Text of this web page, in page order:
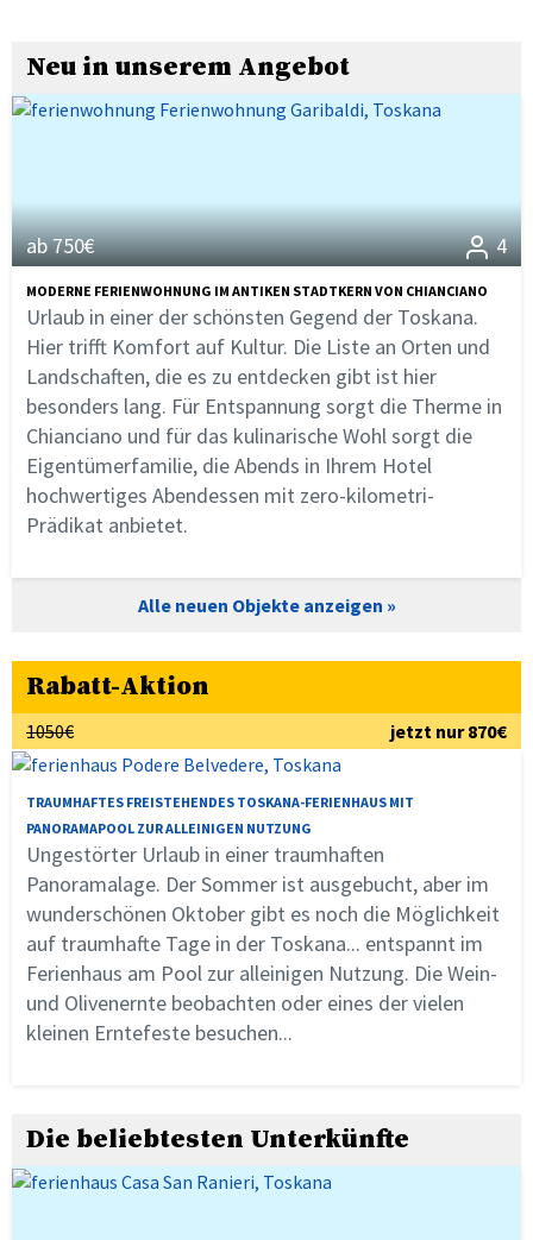
Neu in unserem Angebot
ab 750€ 4
MODERNE FERIENWOHNUNG IM ANTIKEN STADTKERN VON CHIANCIANO
Urlaub in einer der schönsten Gegend der Toskana.
Hier trifft Komfort auf Kultur. Die Liste an Orten und
Landschaften, die es zu entdecken gibt ist hier
besonders lang. Für Entspannung sorgt die Therme in
Chianciano und für das kulinarische Wohl sorgt die
Eigentümerfamilie, die Abends in Ihrem Hotel
hochwertiges Abendessen mit zero-kilometri-
Prädikat anbietet.
Alle neuen Objekte anzeigen
Rabatt-Aktion
1050€ jetzt nur 870€
TRAUMHAFTES FREISTEHENDES TOSKANA-FERIENHAUS MIT
PANORAMAPOOL ZUR ALLEINIGEN NUTZUNG
Ungestörter Urlaub in einer traumhaften
Panoramalage. Der Sommer ist ausgebucht, aber im
wunderschönen Oktober gibt es noch die Möglichkeit
auf traumhafte Tage in der Toskana... entspannt im
Ferienhaus am Pool zur alleinigen Nutzung. Die Wein-
und Olivenernte beobachten oder eines der vielen
kleinen Erntefeste besuchen...
Die beliebtesten Unterkünfte